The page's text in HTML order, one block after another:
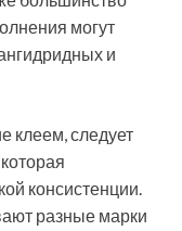
могут
и
клеем, следует
консистенции.
разные марки